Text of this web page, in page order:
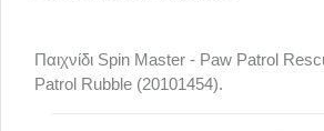
Παιχνίδι Spin Master - Paw Patrol
Patrol Rubble (20101454).